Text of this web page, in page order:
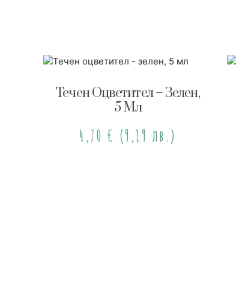
Течен Оцветител – Зелен,
5 Мл
4,70 € (9,19 лв.)